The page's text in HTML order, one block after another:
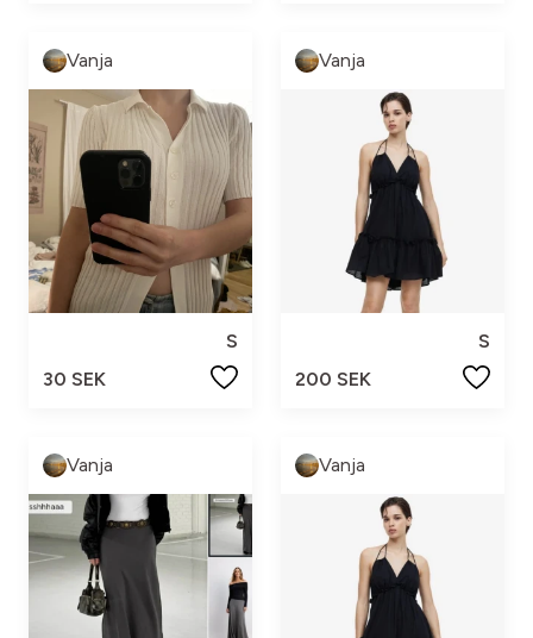
Vanja
S
30 SEK
Vanja
S
200 SEK
Vanja Vanja